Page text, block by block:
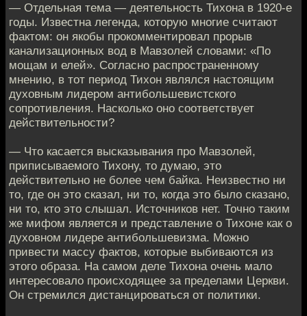
— Отдельная тема — деятельность Тихона в 1920-е
годы. Известна легенда, которую многие считают
фактом: он якобы прокомментировал прорыв
канализационных вод в Мавзолей словами: «По
мощам и елей». Согласно распространенному
мнению, в тот период Тихон являлся настоящим
духовным лидером антибольшевистского
сопротивления. Насколько оно соответствует
действительности?
— Что касается высказывания про Мавзолей,
приписываемого Тихону, то думаю, это
действительно не более чем байка. Неизвестно ни
то, где он это сказал, ни то, когда это было сказано,
ни то, кто это слышал. Источников нет. Точно таким
же мифом является и представление о Тихоне как о
духовном лидере антибольшевизма. Можно
привести массу фактов, которые выбиваются из
этого образа. На самом деле Тихона очень мало
интересовало происходящее за пределами Церкви.
Он стремился дистанцироваться от политики.